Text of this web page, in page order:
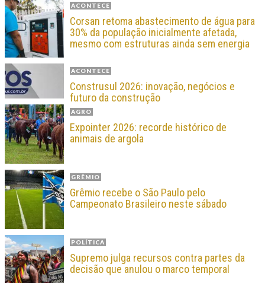
ACONTECE
Corsan retoma abastecimento de água para
30% da população inicialmente afetada,
mesmo com estruturas ainda sem energia
ACONTECE
Construsul 2026: inovação, negócios e
futuro da construção
AGRO
Expointer 2026: recorde histórico de
animais de argola
GRÊMIO
Grêmio recebe o São Paulo pelo
Campeonato Brasileiro neste sábado
POLÍTICA
Supremo julga recursos contra partes da
decisão que anulou o marco temporal